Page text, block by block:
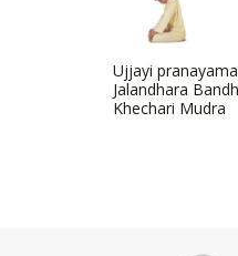
Ujjayi
Jalandhara
Khechari Mudra